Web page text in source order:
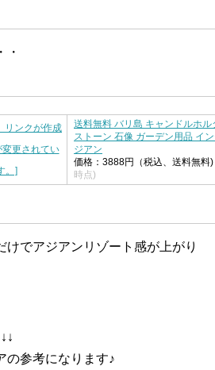
・
送料無料 バリ島 キャンドルホル
ストーン 石像 ガーデン用品 イ
ジアン
価格：3888円（税込、送料無料)
時点)
けでアジアンリゾート感が上がり
の参考になります♪